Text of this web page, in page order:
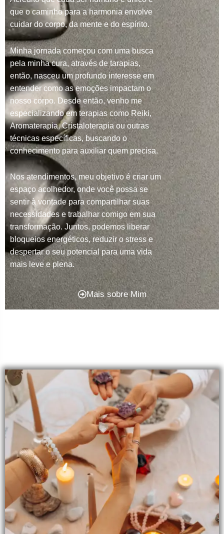
que o caminho para a harmonia envolve
cuidar do corpo, da mente e do espírito.
Minha jornada começou com uma busca
pela minha cura, através de tarapias,
então, nasceu um profundo interesse em
entender como as emoções impactam o
nosso corpo. Desde então, venho me
especializando em terapias como Reiki,
Aromaterapia, Cristaloterapia ou outras
técnicas específicas, buscando o
conhecimento para auxiliar quem precisa.
Nos atendimentos, meu objetivo é criar um
espaço acolhedor, onde você possa se
sentir à vontade para compartilhar suas
necessidades e trabalhar comigo em sua
transformação. Juntos, podemos liberar
bloqueios energéticos, reduzir o stress e
despertar o seu potencial para uma vida
mais leve e plena.
Mais sobre Mim